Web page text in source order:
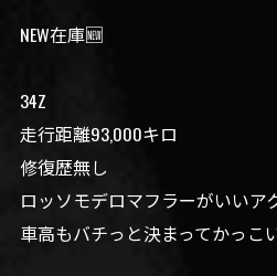
NEW在庫🆕
34Z
走行距離93,000キロ
修復歴無し
ロッソモデロマフラーがいいア
車高もバチっと決まってかっこ